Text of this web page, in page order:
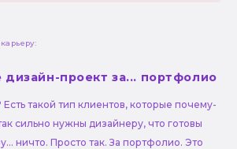
проект за... портфолио
такой тип клиентов, которые почему-
сильно нужны дизайнеру, что готовы
ничто. Просто так. За портфолио. Это